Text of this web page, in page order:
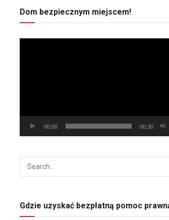
Dom bezpiecznym miejscem!
00:00 00:30
Gdzie uzyskać bezpłatną pomoc